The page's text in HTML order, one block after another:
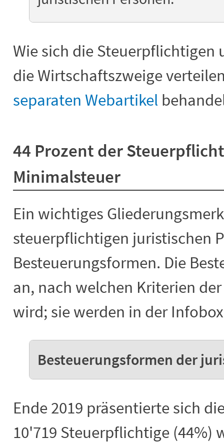
Wie sich die Steuerpflichtigen
die Wirtschaftszweige
separaten Webartikel
44 Prozent der
Minimalsteuer
Ein wichtiges
steuerpflichtigen juristischen
Besteuerungsformen. Die
an, nach welchen Kriterien
wird; sie werden in der
Besteuerungsformen der
Ende 2019 präsentierte sich
10'719 Steuerpflichtige (44%)